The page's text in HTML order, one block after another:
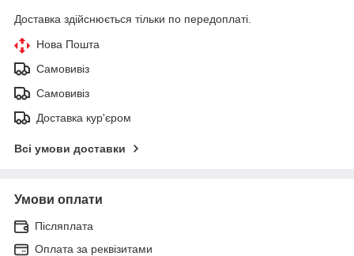
Доставка здійснюється тільки по передоплаті.
Нова Пошта
Самовивіз
Самовивіз
Доставка кур'єром
Всі умови доставки
Умови оплати
Післяплата
Оплата за реквізитами